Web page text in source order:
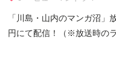
「川島・山内のマンガ沼
円にて配信！（※放送時の